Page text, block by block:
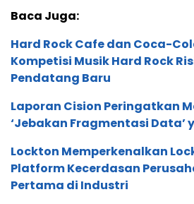
Baca Juga:
Hard Rock Cafe dan Coca-
Kompetisi Musik Hard Rock
Pendatang Baru
Laporan Cision Peringatkan
‘Jebakan Fragmentasi Data’
Lockton Memperkenalkan
Platform Kecerdasan
Pertama di Industri